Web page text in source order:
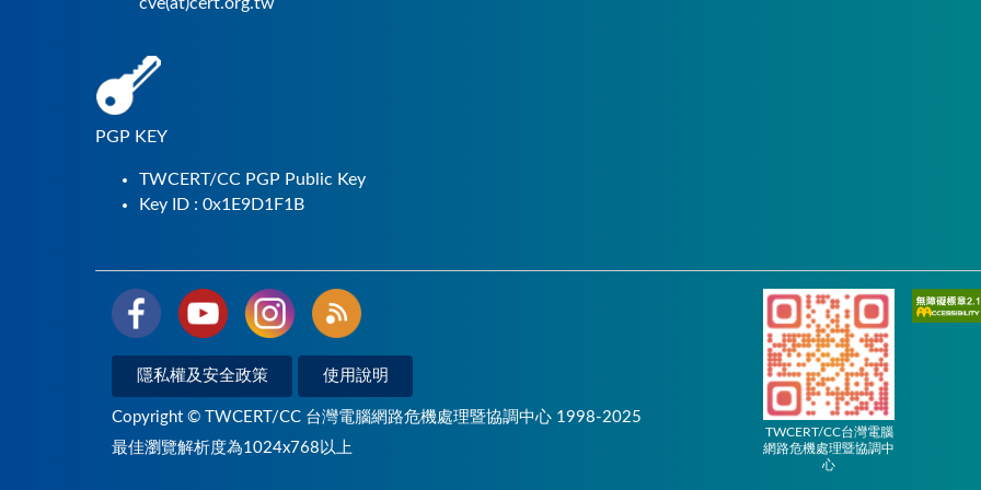
PGP KEY
TWCERT/CC PGP Public Key
Key ID : 0x1E9D1F1B
隱私權及安全政策 使用說明
Copyright © TWCERT/CC 台灣電腦網路危機處理暨協調中心 1998-2025
最佳瀏覽解析度為1024x768以上
TWCERT/CC台灣電腦
網路危機處理暨協調中
心